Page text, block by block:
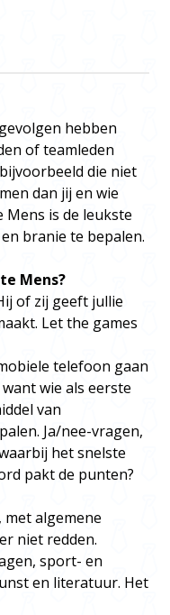
hebben
of teamleden
die niet
dan jij en wie
Mens is de leukste
branie te bepalen.
Mens?
of zij geeft jullie
Let the games
telefoon gaan
wie als eerste
van
Ja/nee-vragen,
het snelste
pakt de punten?
algemene
niet redden.
sport- en
en literatuur. Het